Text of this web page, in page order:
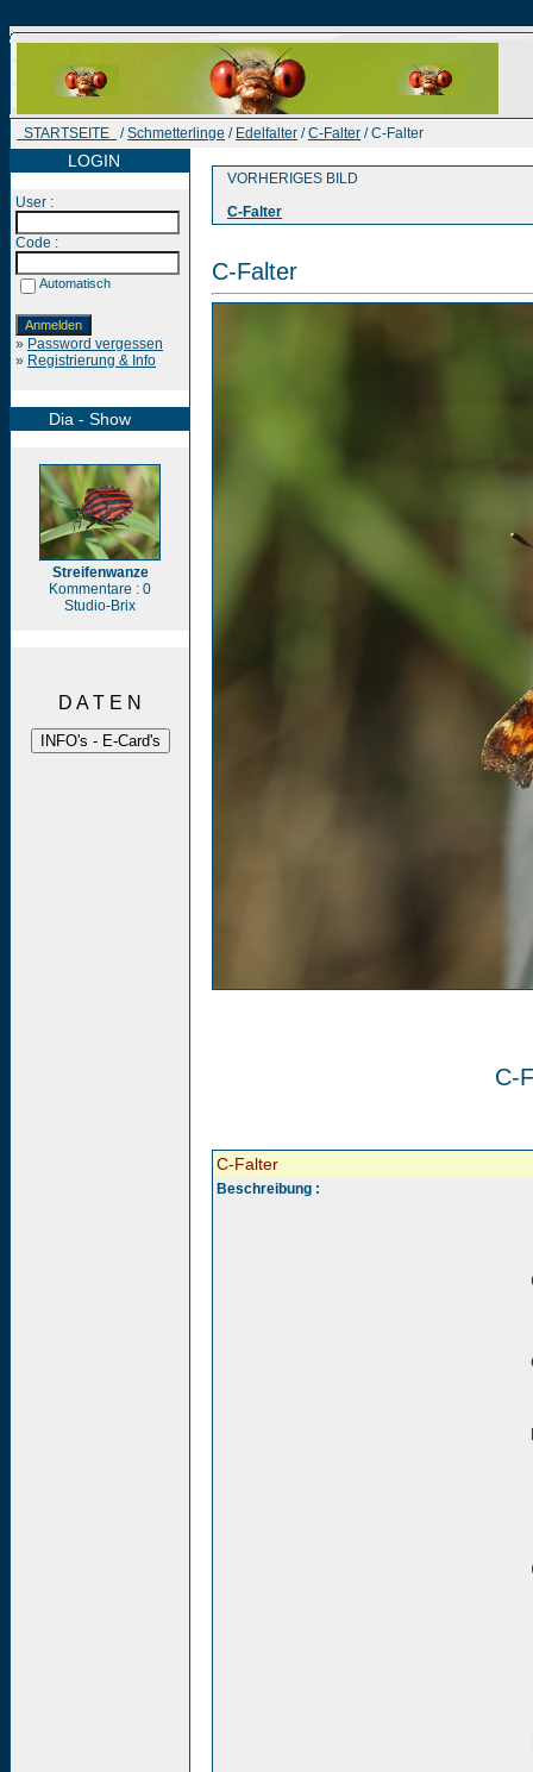
STARTSEITE /Schmetterlinge / Edelfalter /C-Falter / C-Falter
LOGIN
User :
Code :
Automatisch
» Password vergessen
» Registrierung & Info
Dia - Show
Streifenwanze
Kommentare : 0
Studio-Brix
D A T E N
VORHERIGES BILD
C-Falter
C-Falter
C-
C-Falter
Beschreibung :